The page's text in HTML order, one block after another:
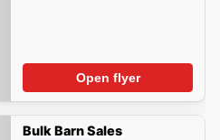
Open flyer
Bulk Barn Sales